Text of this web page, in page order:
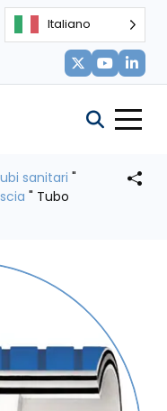
Italiano
sanitari "
" Tubo